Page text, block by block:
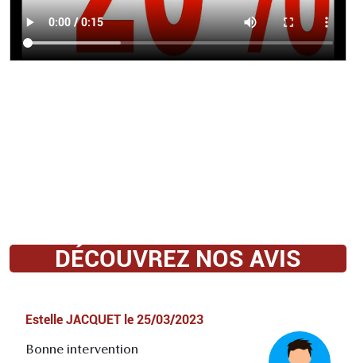
DÉCOUVREZ NOS AVIS
Estelle JACQUET le 25/03/2023
Bonne intervention